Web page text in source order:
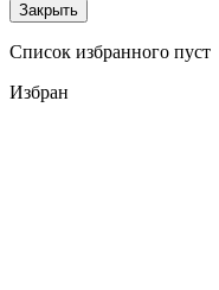
Закрыть
Список избранного пуст
Избран